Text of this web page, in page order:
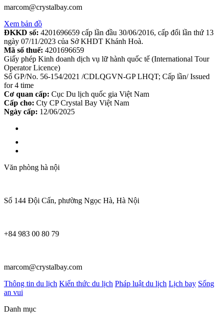
marcom@crystalbay.com
Xem bản đồ
ĐKKD số: 4201696659 cấp lần đầu 30/06/2016, cấp đổi lần thứ 13
ngày 07/11/2023 của Sở KHDT Khánh Hoà.
Mã số thuế: 4201696659
Giấy phép Kinh doanh dịch vụ lữ hành quốc tế (International Tour
Operator Licence)
Số GP/No. 56-154/2021 /CDLQGVN-GP LHQT; Cấp lần/ Issued
for 4 time
Cơ quan cấp: Cục Du lịch quốc gia Việt Nam
Cấp cho: Cty CP Crystal Bay Việt Nam
Ngày cấp: 12/06/2025
Văn phòng hà nội
Số 144 Đội Cấn, phường Ngọc Hà, Hà Nội
+84 983 00 80 79
marcom@crystalbay.com
Thông tin du lịch Kiến thức du lịch Pháp luật du lịch Lịch bay Sống
an vui
Danh mục